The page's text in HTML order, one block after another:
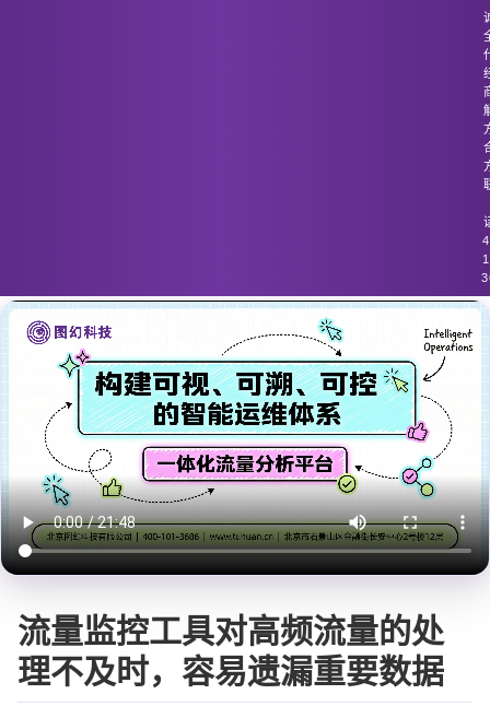
流量监控工具对高频流量的处
理不及时，容易遗漏重要数据